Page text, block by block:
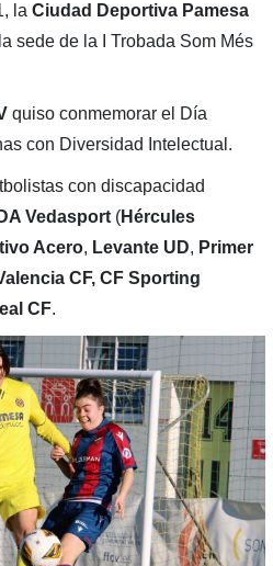
la Ciudad Deportiva Pamesa
sede de la I Trobada Som Més
quiso conmemorar el Día
con Diversidad Intelectual.
con discapacidad
Vedasport(Hércules
Acero, Levante UD, Primer
CF, CF Sporting
CF.